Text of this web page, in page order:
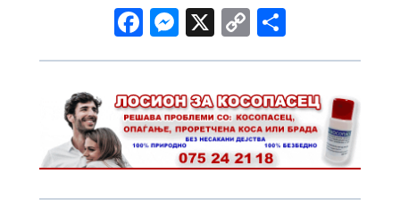
Fa
ce
o
o
k
M
es
n
ge
r
X C
o
y
Li
n
k
h
e